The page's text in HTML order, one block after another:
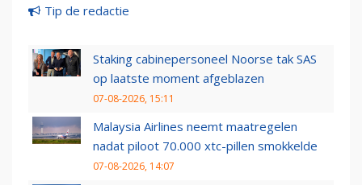
Tip de redactie
Staking cabinepersoneel Noorse tak SAS
op laatste moment afgeblazen
07-08-2026, 15:11
Malaysia Airlines neemt maatregelen
nadat piloot 70.000 xtc-pillen smokkelde
07-08-2026, 14:07